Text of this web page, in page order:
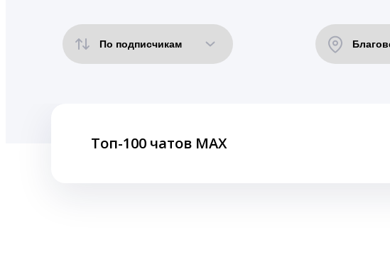
Топ-100 чатов MAX